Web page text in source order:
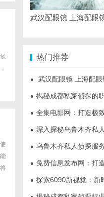
武汉配眼镜 上海配眼
热门推荐
● 武汉配眼镜 上海配眼
● 揭秘成都私家侦探的
● 全集电影网：打造极致
● 深入探秘乌鲁木齐私人侦
● 乌鲁木齐私人侦探服务：揭
● 免费信息发布网：打造
● 探索6090新视觉：新时代